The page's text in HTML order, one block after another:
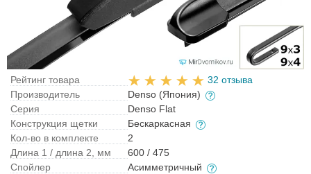
Рейтинг товара
32 отзыва
Производитель
Denso (Япония)
Серия
Denso Flat
Конструкция щетки
Бескаркасная
Кол-во в комплекте
2
Длина 1 / длина 2, мм
600 / 475
Спойлер
Асимметричный